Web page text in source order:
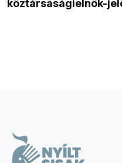
köztársaságielnök-